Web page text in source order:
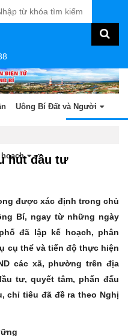
Uông Bí Đất và Người
hút đầu tư
được xác định trong chủ
Bí, ngay từ những ngày
đã lập kế hoạch, phân
cụ thể và tiến độ thực hiện
các xã, phường trên địa
tư, quyết tâm, phấn đấu
chỉ tiêu đã đề ra theo Nghị